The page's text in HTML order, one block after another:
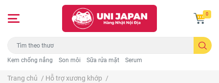
Kem chống nắng Son môi Sữa rửa mặt Serum
0
Trang chủ / Hỗ trợ xương khớp /